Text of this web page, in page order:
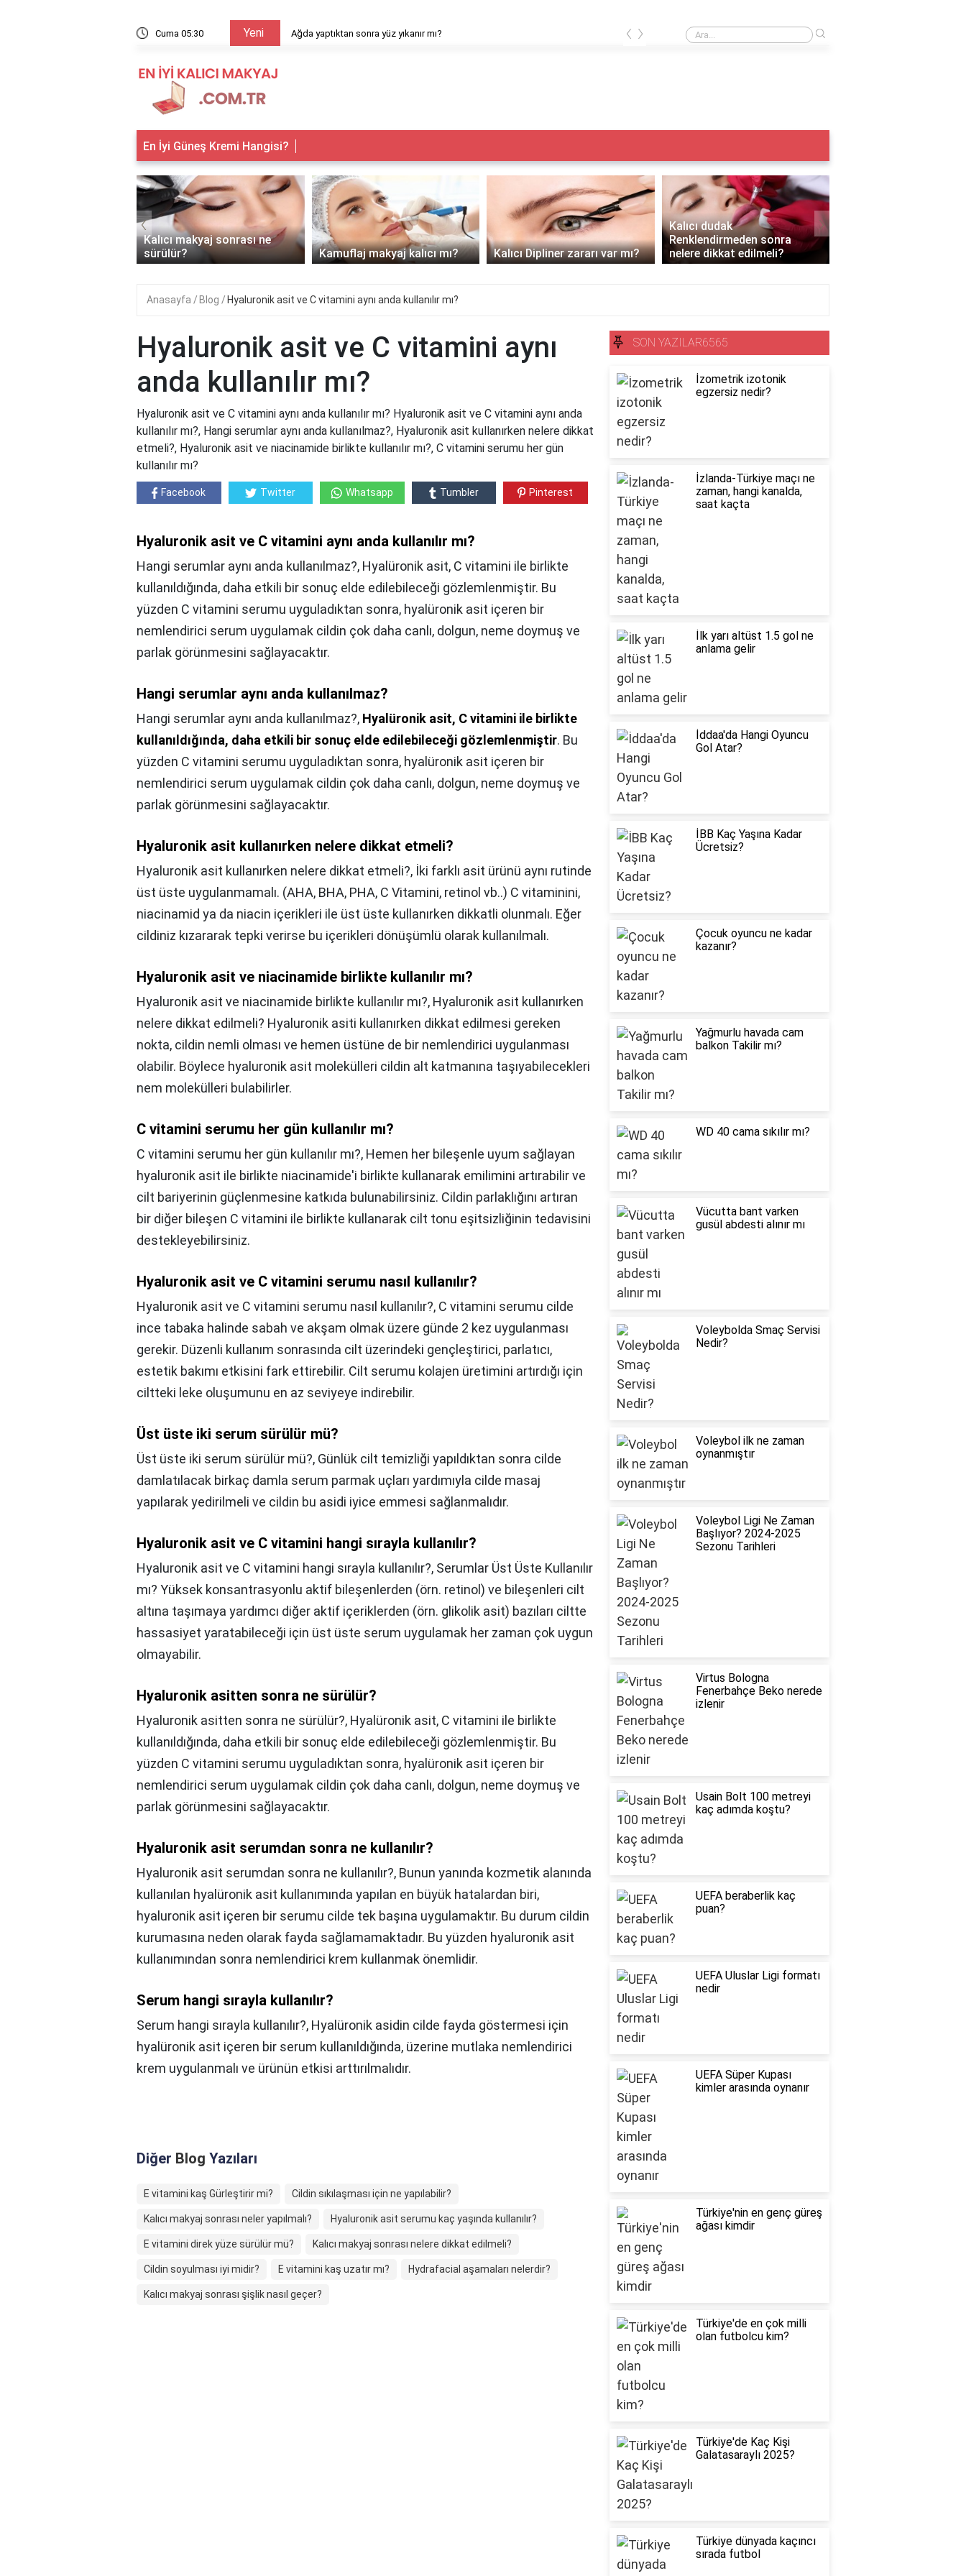
Cuma 05:30 Yeni Ağda yaptıktan sonra yüz yıkanır mı? Iple kaş alma acıtır mı?
‹ ›
En İyi Güneş Kremi Hangisi?
Kalıcı makyaj sonrası ne
sürülür?
Kamuflaj makyaj kalıcı mı? Kalıcı Dipliner zararı var mı?
Kalıcı dudak
Renklendirmeden sonra
nelere dikkat edilmeli?
‹ ›
Anasayfa Blog Hyaluronik asit ve C vitamini aynı anda kullanılır mı?
Hyaluronik asit ve C vitamini aynı
anda kullanılır mı?
Hyaluronik asit ve C vitamini aynı anda kullanılır mı? Hyaluronik asit ve C vitamini aynı anda
kullanılır mı?, Hangi serumlar aynı anda kullanılmaz?, Hyaluronik asit kullanırken nelere dikkat
etmeli?, Hyaluronik asit ve niacinamide birlikte kullanılır mı?, C vitamini serumu her gün
kullanılır mı?
Facebook Twitter Whatsapp Tumbler Pinterest
Hyaluronik asit ve C vitamini aynı anda kullanılır mı?
Hangi serumlar aynı anda kullanılmaz?, Hyalüronik asit, C vitamini ile birlikte
kullanıldığında, daha etkili bir sonuç elde edilebileceği gözlemlenmiştir. Bu
yüzden C vitamini serumu uyguladıktan sonra, hyalüronik asit içeren bir
nemlendirici serum uygulamak cildin çok daha canlı, dolgun, neme doymuş ve
parlak görünmesini sağlayacaktır.
Hangi serumlar aynı anda kullanılmaz?
Hangi serumlar aynı anda kullanılmaz?, Hyalüronik asit, C vitamini ile birlikte
kullanıldığında, daha etkili bir sonuç elde edilebileceği gözlemlenmiştir. Bu
yüzden C vitamini serumu uyguladıktan sonra, hyalüronik asit içeren bir
nemlendirici serum uygulamak cildin çok daha canlı, dolgun, neme doymuş ve
parlak görünmesini sağlayacaktır.
Hyaluronik asit kullanırken nelere dikkat etmeli?
Hyaluronik asit kullanırken nelere dikkat etmeli?, İki farklı asit ürünü aynı rutinde
üst üste uygulanmamalı. (AHA, BHA, PHA, C Vitamini, retinol vb..) C vitaminini,
niacinamid ya da niacin içerikleri ile üst üste kullanırken dikkatli olunmalı. Eğer
cildiniz kızararak tepki verirse bu içerikleri dönüşümlü olarak kullanılmalı.
Hyaluronik asit ve niacinamide birlikte kullanılır mı?
Hyaluronik asit ve niacinamide birlikte kullanılır mı?, Hyaluronik asit kullanırken
nelere dikkat edilmeli? Hyaluronik asiti kullanırken dikkat edilmesi gereken
nokta, cildin nemli olması ve hemen üstüne de bir nemlendirici uygulanması
olabilir. Böylece hyaluronik asit molekülleri cildin alt katmanına taşıyabilecekleri
nem molekülleri bulabilirler.
C vitamini serumu her gün kullanılır mı?
C vitamini serumu her gün kullanılır mı?, Hemen her bileşenle uyum sağlayan
hyaluronik asit ile birlikte niacinamide'i birlikte kullanarak emilimini artırabilir ve
cilt bariyerinin güçlenmesine katkıda bulunabilirsiniz. Cildin parlaklığını artıran
bir diğer bileşen C vitamini ile birlikte kullanarak cilt tonu eşitsizliğinin tedavisini
destekleyebilirsiniz.
Hyaluronik asit ve C vitamini serumu nasıl kullanılır?
Hyaluronik asit ve C vitamini serumu nasıl kullanılır?, C vitamini serumu cilde
ince tabaka halinde sabah ve akşam olmak üzere günde 2 kez uygulanması
gerekir. Düzenli kullanım sonrasında cilt üzerindeki gençleştirici, parlatıcı,
estetik bakımı etkisini fark ettirebilir. Cilt serumu kolajen üretimini artırdığı için
ciltteki leke oluşumunu en az seviyeye indirebilir.
Üst üste iki serum sürülür mü?
Üst üste iki serum sürülür mü?, Günlük cilt temizliği yapıldıktan sonra cilde
damlatılacak birkaç damla serum parmak uçları yardımıyla cilde masaj
yapılarak yedirilmeli ve cildin bu asidi iyice emmesi sağlanmalıdır.
Hyaluronik asit ve C vitamini hangi sırayla kullanılır?
Hyaluronik asit ve C vitamini hangi sırayla kullanılır?, Serumlar Üst Üste Kullanılır
mı? Yüksek konsantrasyonlu aktif bileşenlerden (örn. retinol) ve bileşenleri cilt
altına taşımaya yardımcı diğer aktif içeriklerden (örn. glikolik asit) bazıları ciltte
hassasiyet yaratabileceği için üst üste serum uygulamak her zaman çok uygun
olmayabilir.
Hyaluronik asitten sonra ne sürülür?
Hyaluronik asitten sonra ne sürülür?, Hyalüronik asit, C vitamini ile birlikte
kullanıldığında, daha etkili bir sonuç elde edilebileceği gözlemlenmiştir. Bu
yüzden C vitamini serumu uyguladıktan sonra, hyalüronik asit içeren bir
nemlendirici serum uygulamak cildin çok daha canlı, dolgun, neme doymuş ve
parlak görünmesini sağlayacaktır.
Hyaluronik asit serumdan sonra ne kullanılır?
Hyaluronik asit serumdan sonra ne kullanılır?, Bunun yanında kozmetik alanında
kullanılan hyalüronik asit kullanımında yapılan en büyük hatalardan biri,
hyaluronik asit içeren bir serumu cilde tek başına uygulamaktır. Bu durum cildin
kurumasına neden olarak fayda sağlamamaktadır. Bu yüzden hyaluronik asit
kullanımından sonra nemlendirici krem kullanmak önemlidir.
Serum hangi sırayla kullanılır?
Serum hangi sırayla kullanılır?, Hyalüronik asidin cilde fayda göstermesi için
hyalüronik asit içeren bir serum kullanıldığında, üzerine mutlaka nemlendirici
krem uygulanmalı ve ürünün etkisi arttırılmalıdır.
Diğer Blog Yazıları
E vitamini kaş Gürleştirir mi? Cildin sıkılaşması için ne yapılabilir?
Kalıcı makyaj sonrası neler yapılmalı? Hyaluronik asit serumu kaç yaşında kullanılır?
E vitamini direk yüze sürülür mü? Kalıcı makyaj sonrası nelere dikkat edilmeli?
Cildin soyulması iyi midir? E vitamini kaş uzatır mı? Hydrafacial aşamaları nelerdir?
Kalıcı makyaj sonrası şişlik nasıl geçer?
SON YAZILAR6565
İzometrik izotonik
egzersiz nedir?
İzlanda-Türkiye maçı ne
zaman, hangi kanalda,
saat kaçta
İlk yarı altüst 1.5 gol ne
anlama gelir
İddaa'da Hangi Oyuncu
Gol Atar?
İBB Kaç Yaşına Kadar
Ücretsiz?
Çocuk oyuncu ne kadar
kazanır?
Yağmurlu havada cam
balkon Takilir mı?
WD 40 cama sıkılır mı?
Vücutta bant varken
gusül abdesti alınır mı
Voleybolda Smaç Servisi
Nedir?
Voleybol ilk ne zaman
oynanmıştır
Voleybol Ligi Ne Zaman
Başlıyor? 2024-2025
Sezonu Tarihleri
Virtus Bologna
Fenerbahçe Beko nerede
izlenir
Usain Bolt 100 metreyi
kaç adımda koştu?
UEFA beraberlik kaç
puan?
UEFA Uluslar Ligi formatı
nedir
UEFA Süper Kupası
kimler arasında oynanır
Türkiye'nin en genç güreş
ağası kimdir
Türkiye'de en çok milli
olan futbolcu kim?
Türkiye'de Kaç Kişi
Galatasaraylı 2025?
Türkiye dünyada kaçıncı
sırada futbol